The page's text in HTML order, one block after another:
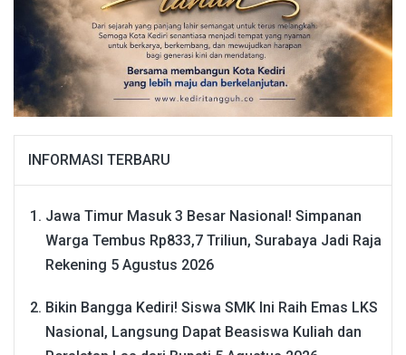
INFORMASI TERBARU
Jawa Timur Masuk 3 Besar Nasional! Simpanan
Warga Tembus Rp833,7 Triliun, Surabaya Jadi Raja
Rekening 5 Agustus 2026
Bikin Bangga Kediri! Siswa SMK Ini Raih Emas LKS
Nasional, Langsung Dapat Beasiswa Kuliah dan